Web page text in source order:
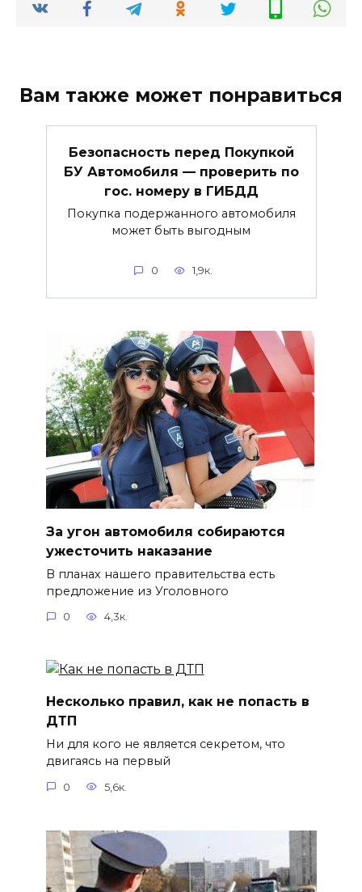
Вам также может понравиться
Безопасность перед Покупкой
БУ Автомобиля — проверить по
гос. номеру в ГИБДД
Покупка подержанного автомобиля
может быть выгодным
0 1,9к.
За угон автомобиля собираются
ужесточить наказание
В планах нашего правительства есть
предложение из Уголовного
0 4,3к.
Несколько правил, как не попасть в
ДТП
Ни для кого не является секретом, что
двигаясь на первый
0 5,6к.